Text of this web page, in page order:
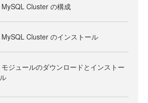
MySQL Cluster の構成
MySQL Cluster のインストール
モジュールのダウンロードとインストー
ル